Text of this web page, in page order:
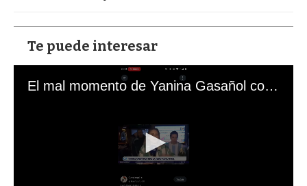
Te puede interesar
El mal momento de Yanina Gasañol con un hincha argentino en "Subrayado"